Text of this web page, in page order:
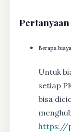
Berapa
Untuk
setiap
bisa
https://